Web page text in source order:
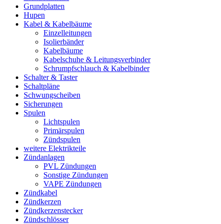
Grundplatten
Hupen
Kabel & Kabelbäume
Einzelleitungen
Isolierbänder
Kabelbäume
Kabelschuhe & Leitungsverbinder
Schrumpfschlauch & Kabelbinder
Schalter & Taster
Schaltpläne
Schwungscheiben
Sicherungen
Spulen
Lichtspulen
Primärspulen
Zündspulen
weitere Elektrikteile
Zündanlagen
PVL Zündungen
Sonstige Zündungen
VAPE Zündungen
Zündkabel
Zündkerzen
Zündkerzenstecker
Zündschlösser